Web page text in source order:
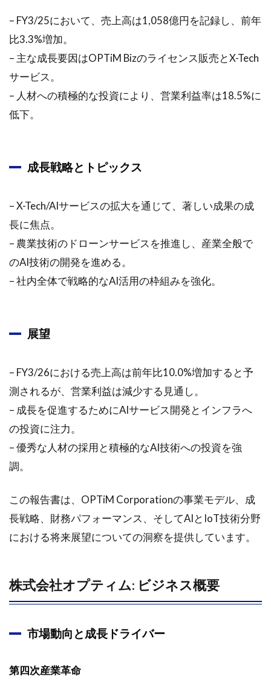
1.2.4.3
プティム
ト）
1.2.6
研究開
的財産
戦略
業績見
通しと
成長戦
略
サス
ティ
への
組み
1.4
株主
方針
2
2025年
載され
たオプ
ティム
のレポ
ート要
2.1
– FY3/25において、売上高は1,058億円を記録し、前年
比3.3%増加。
– 主な成長要因はOPTiM Bizのライセンス販売とX-Tech
サービス。
– 人材への積極的な投資により、営業利益率は18.5%に
低下。
成長戦略とトピックス
– X-Tech/AIサービスの拡大を通じて、著しい成果の成
長に焦点。
– 農業技術のドローンサービスを推進し、産業全般で
のAI技術の開発を進める。
– 社内全体で戦略的なAI活用の枠組みを強化。
展望
– FY3/26における売上高は前年比10.0%増加すると予
測されるが、営業利益は減少する見通し。
– 成長を促進するためにAIサービス開発とインフラへ
の投資に注力。
– 優秀な人材の採用と積極的なAI技術への投資を強
調。
この報告書は、OPTiM Corporationの事業モデル、成
長戦略、財務パフォーマンス、そしてAIとIoT技術分野
における将来展望についての洞察を提供しています。
株式会社オプティム: ビジネス概要
市場動向と成長ドライバー
第四次産業革命